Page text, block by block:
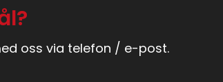
oss via telefon / e-post.